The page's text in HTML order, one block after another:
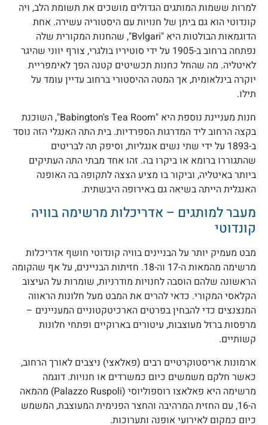
ששמות המותגים הגדולים מושכים את תשומת הלב, ויה
הוא גם ביתן של חנויות עם היסטוריה עשירה. אחת
הדוגמאות הבולטות היא "Bvlgari", שהחנות המקורית שלה
נפתחה ברחוב ב-1905 על ידי סוטיריו בולגרי, צורף יווני שהיגר
מה שהחל כחנות תכשיטים קטנה הפך לאימפריית
בינלאומית, אך המטה ההיסטורי ברחוב עדיין עומד על
חנות מעניינת נוספת היא "Babington's Tea Room", השוכנת
הרחוב ליד המדרגות הספרדיות. בית התה האנגלי הזה נוסד
ב-1893 על ידי שתי נשים אנגליות, וסיפק תה לבריטים
ברומא או ביקרו בה. זהו אחד מבתי התה העתיקים
באיטליה, וביקור בו מציע הצצה לתקופה בה האופנה
הייתה בשיאה גם באירופה היבשתית.
למותגים – אדריכלות מרשימה בוויה
מעמיק יותר על הבניינים בוויה קונדוטי חושף אדריכלות
מרשימה מהמאות ה-17 וה-18. חזיתות הבניינים, על אף שהקומה
שלהם הוסבה לחנויות מודרניות, שומרות על העיצוב
המקורי. כדאי להרים את המבט מעל חלונות הראווה
כדי להבחין בפרטים הארכיטקטוניים המעניינים –
ברזל מעוצבות, עיטורים בארוקיים ופתחי חלונות
אריסטוקרטיים רבים (פאלאצי) ניצבים לאורך הרחוב,
חלקם משמשים כיום כמשרדים או חנויות. דוגמה
מרשימה היא פאלאצו רוספוליוסי (Palazzo Ruspoli) מהמאה
ה-16, עם החזית המרהיבה והחצר הפנימית המעוצבת, המשמש
כמקום לאירועי אופנה ותערוכות.